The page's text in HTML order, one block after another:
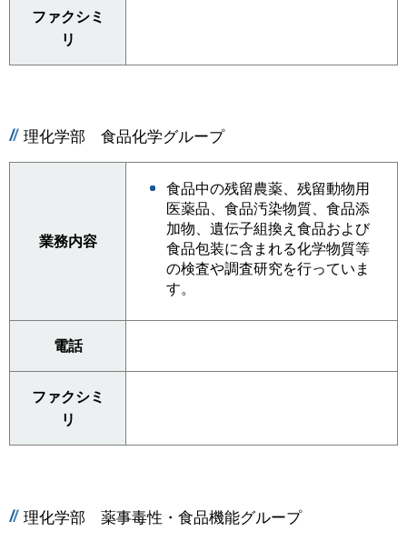
ファクシミ
リ
理化学部 食品化学グループ
業務内容
食品中の残留農薬、残留動物用
医薬品、食品汚染物質、食品添
加物、遺伝子組換え食品および
食品包装に含まれる化学物質等
の検査や調査研究を行っていま
す。
電話
ファクシミ
リ
理化学部 薬事毒性・食品機能グループ